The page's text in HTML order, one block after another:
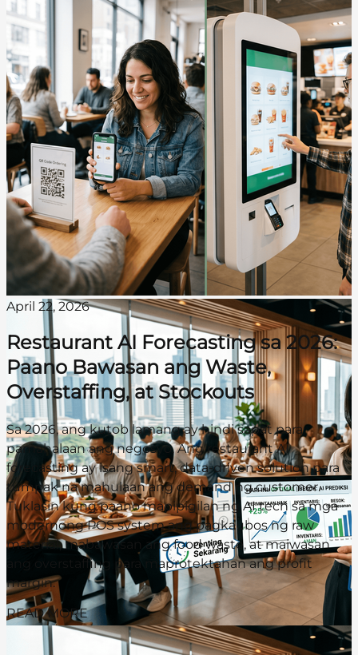
April 22, 2026
Restaurant AI Forecasting sa 2026:
Paano Bawasan ang Waste,
Overstaffing, at Stockouts
Sa 2026, ang kutob lamang ay hindi sapat para
pamahalaan ang negosyo. Ang restaurant AI
forecasting ay isang smart, data-driven solution para
tumpak na mahulaan ang demand ng customer.
Tuklasin kung paano mapipigilan ng AI tech sa mga
modernong POS system ang pagkaubos ng raw
material, mabawasan ang food waste, at maiwasan
ang overstaffing para maprotektahan ang profit
margin.
READ MORE